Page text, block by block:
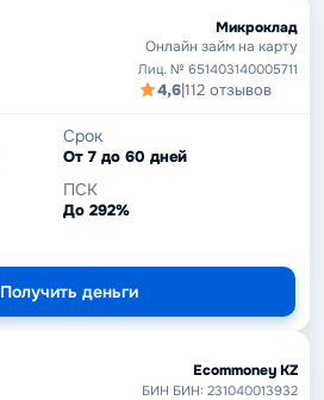
Микроклад
Онлайн займ на карту
Лиц. № 651403140005711
4,6|112 отзывов
Срок
От 7 до 60 дней
ПСК
До 292%
Получить деньги
Ecommoney KZ
БИН БИН: 231040013932